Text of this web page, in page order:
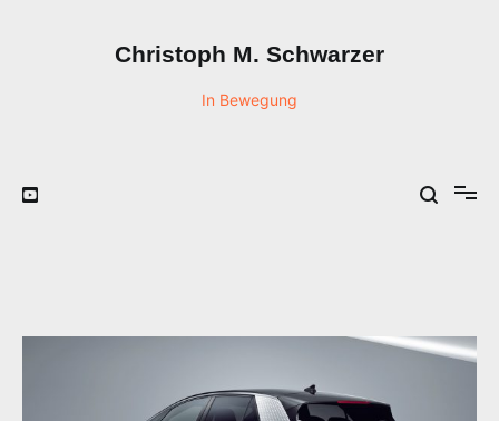
Christoph M. Schwarzer
In Bewegung